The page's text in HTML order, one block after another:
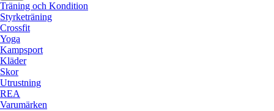
Träning och Kondition
Styrketräning
Crossfit
Yoga
Kampsport
Kläder
Skor
Utrustning
REA
Varumärken